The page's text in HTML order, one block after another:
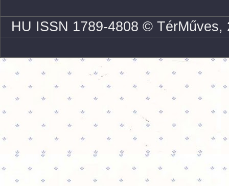
HU ISSN 1789-4808 ©